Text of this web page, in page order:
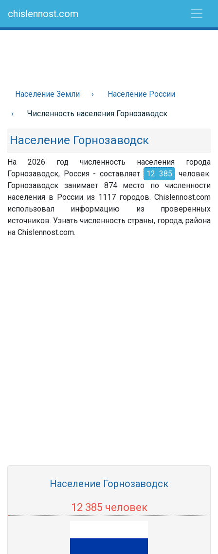
chislennost.com
Население Земли Население России
Численность населения Горнозаводск
Население Горнозаводск
На 2026 год численность населения города
Горнозаводск, Россия - составляет
12 385 человек.
Горнозаводск занимает 874 место по численности
населения в России из 1117 городов. Chislennost.com
использовал информацию из проверенных
источников. Узнать численность страны, города, района
на Chislennost.com.
Население Горнозаводск
12 385 человек